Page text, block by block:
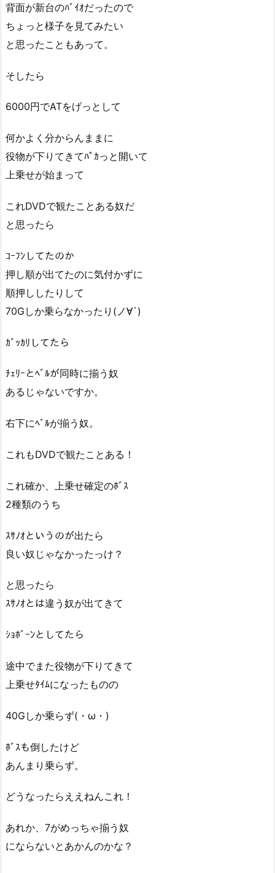
背面が新台のﾊﾞｲｵだったので
ちょっと様子を見てみたい
と思ったこともあって。
そしたら
6000円でATをげっとして
何かよく分からんままに
役物が下りてきてﾊﾟｶっと開いて
上乗せが始まって
これDVDで観たことある奴だ
と思ったら
ｺｰﾌﾝしてたのか
押し順が出てたのに気付かずに
順押ししたりして
70Gしか乗らなかったり(ノ∀`)
ｶﾞｯｶﾘしてたら
ﾁｪﾘｰとﾍﾞﾙが同時に揃う奴
あるじゃないですか。
右下にﾍﾞﾙが揃う奴。
これもDVDで観たことある！
これ確か、上乗せ確定のﾎﾞｽ
2種類のうち
ｽｻﾉｵというのが出たら
良い奴じゃなかったっけ？
と思ったら
ｽｻﾉｵとは違う奴が出てきて
ｼｮﾎﾞｰﾝとしてたら
途中でまた役物が下りてきて
上乗せﾀｲﾑになったものの
40Gしか乗らず(・ω・)
ﾎﾞｽも倒したけど
あんまり乗らず。
どうなったらええねんこれ！
あれか、7がめっちゃ揃う奴
にならないとあかんのかな？